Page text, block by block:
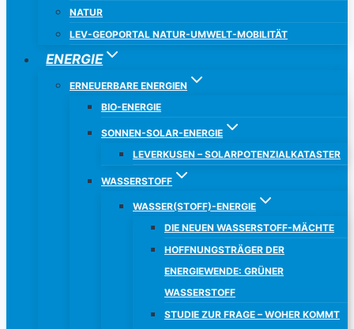
NATUR
LEV-GEOPORTAL NATUR-UMWELT-MOBILITÄT
ENERGIE
ERNEUERBARE ENERGIEN
BIO-ENERGIE
SONNEN-SOLAR-ENERGIE
LEVERKUSEN – SOLARPOTENZIALKATASTER
WASSERSTOFF
WASSER(STOFF)-ENERGIE
DIE NEUEN WASSERSTOFF-MÄCHTE
HOFFNUNGSTRÄGER DER
ENERGIEWENDE: GRÜNER
WASSERSTOFF
STUDIE ZUR FRAGE – WOHER KOMMT